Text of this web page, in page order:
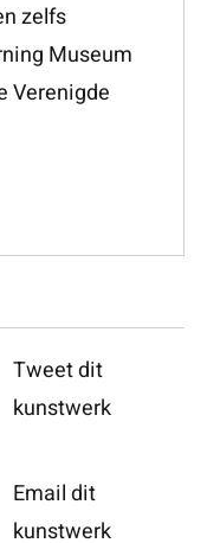
zelfs
Museum
Verenigde
Tweet dit
kunstwerk
Email dit
kunstwerk